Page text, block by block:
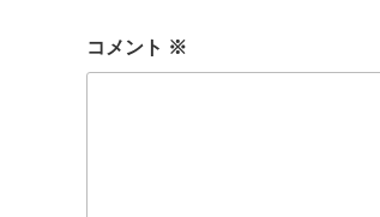
コメント ※